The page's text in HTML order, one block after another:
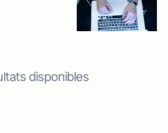
disponibles